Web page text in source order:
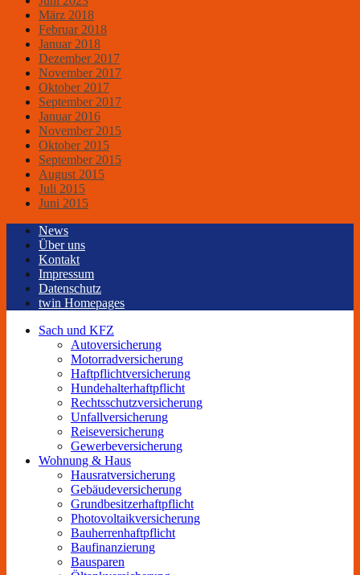
März 2018
Februar 2018
Januar 2018
Dezember 2017
November 2017
Oktober 2017
September 2017
Januar 2016
November 2015
Oktober 2015
September 2015
August 2015
Juli 2015
Juni 2015
News
Über uns
Kontakt
Impressum
Datenschutz
twin Homepages
Sach und KFZ
Autoversicherung
Motorradversicherung
Haftpflichtversicherung
Hundehalterhaftpflicht
Rechtsschutzversicherung
Unfallversicherung
Reiseversicherung
Gewerbeversicherung
Wohnung & Haus
Hausratversicherung
Gebäudeversicherung
Grundbesitzerhaftpflicht
Photovoltaikversicherung
Bauherrenhaftpflicht
Baufinanzierung
Bausparen